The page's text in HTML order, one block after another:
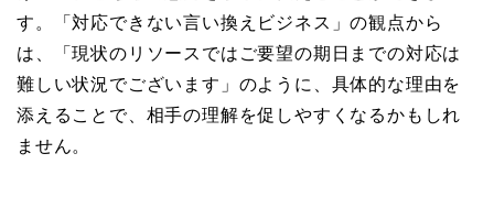
す。「対応できない言い換えビジネス」の観点から
は、「現状のリソースではご要望の期日までの対応は
難しい状況でございます」のように、具体的な理由を
添えることで、相手の理解を促しやすくなるかもしれ
ません。